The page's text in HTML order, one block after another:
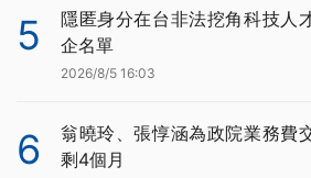
5
隱匿身分在台非法挖角科技人
企名單
2026/8/5 16:03
6
翁曉玲、張惇涵為政院業務費
剩4個月